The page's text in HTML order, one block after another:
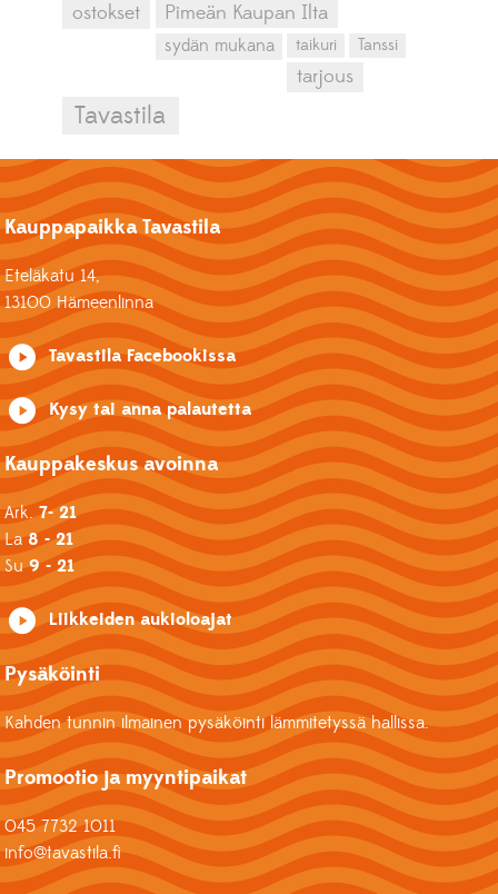
ostokset Pimeän Kaupan Ilta
sydän mukana taikuri Tanssi
tarjous
Tavastila
Kauppapaikka Tavastila
Eteläkatu 14,
13100 Hämeenlinna
Tavastila Facebookissa
Kysy tai anna palautetta
Kauppakeskus avoinna
Ark.7- 21
La8 - 21
Su9 - 21
Liikkeiden aukioloajat
Pysäköinti
Kahden tunnin ilmainen pysäköinti lämmitetyssä hallissa.
Promootio ja myyntipaikat
045 7732 1011
info@tavastila.fi